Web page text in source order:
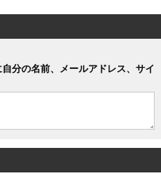
分の名前、メールアドレス、サイ